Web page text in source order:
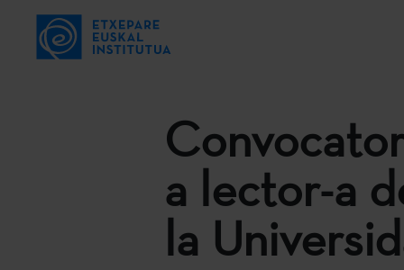
a lector-a
la